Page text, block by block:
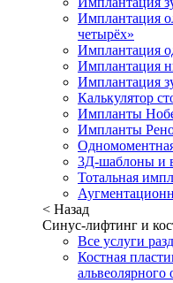
Имплантация
четырёх»
Имплантация
Имплантация
Имплантация
Калькулятор
Импланты
Импланты
3Д-шаблоны и
Тотальная
< Назад
Синус-лифтинг и
Все услуги
Костная
альвеолярного